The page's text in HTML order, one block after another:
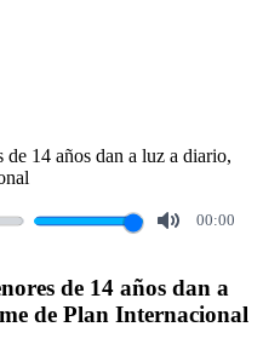
00:00
de 14 años dan a
de Plan Internacional